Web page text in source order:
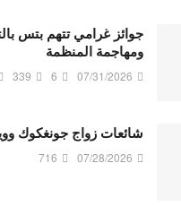
جوائز غرامي تتهم بتس
ومهاجمة المنظمة
07/31/2026
6
339
شائعات زواج جونغكوك
07/28/2026
716